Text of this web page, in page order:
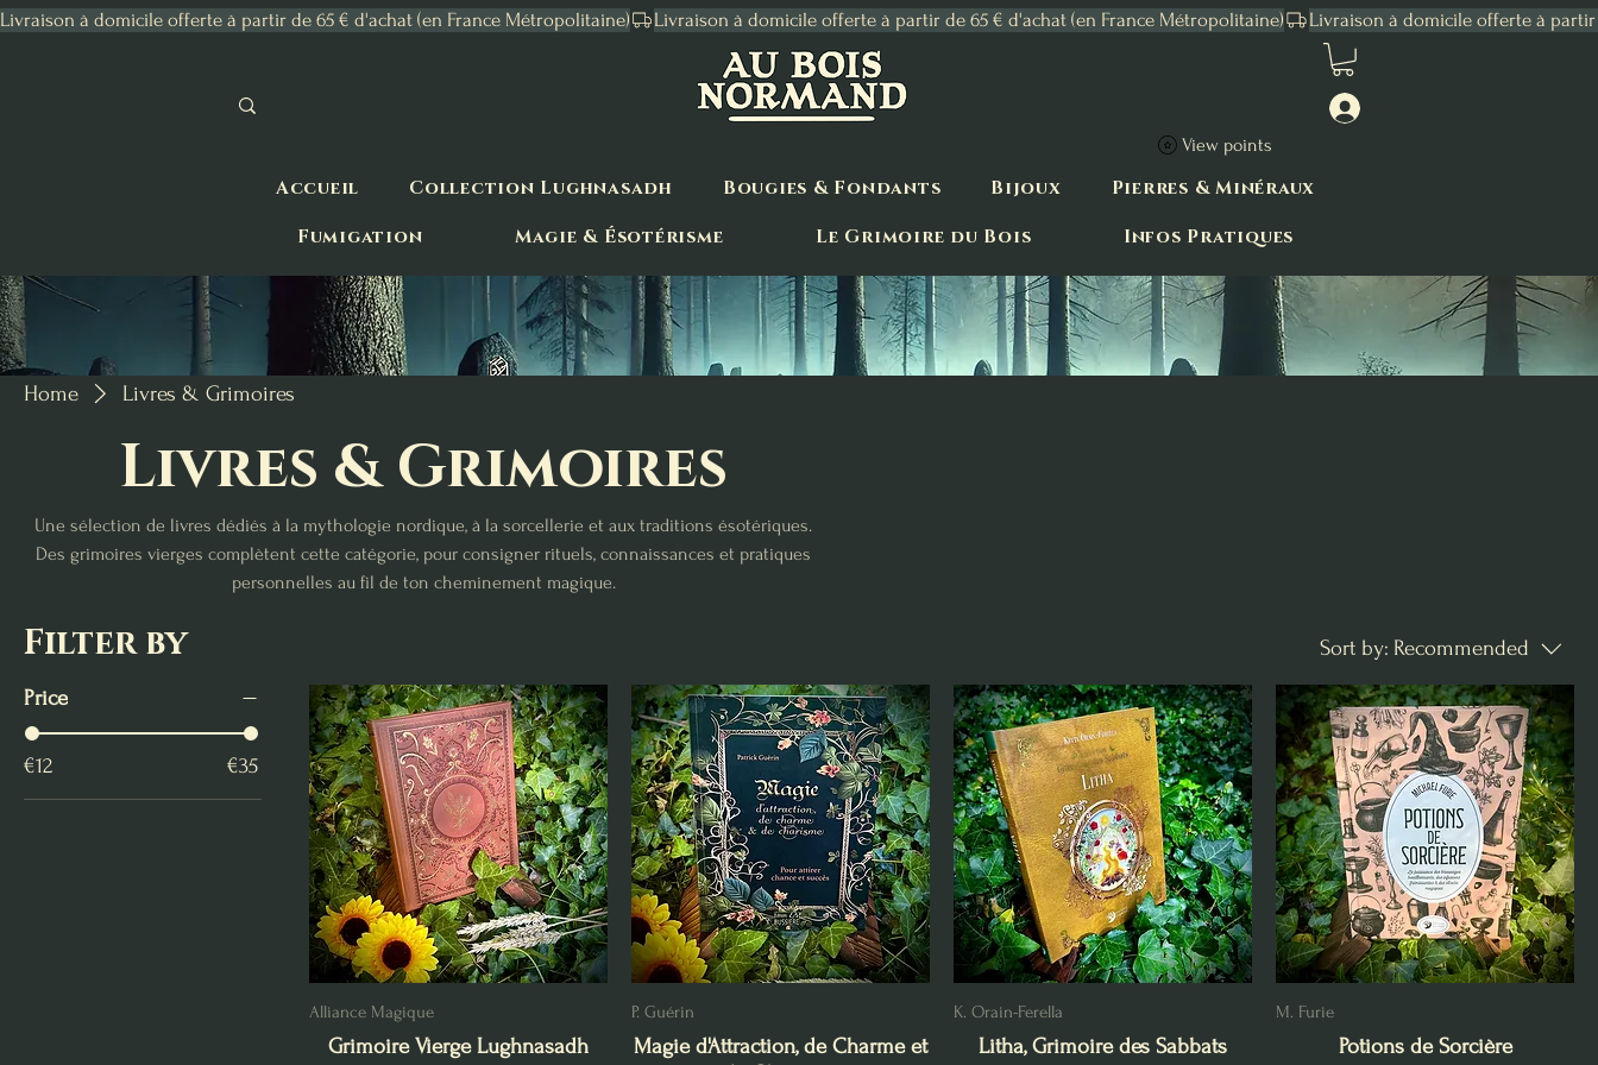
Livraison à domicile offerte à partir de 65 € d'achat (en France Métropolitaine)
Accueil Collection Lughnasadh Bougies & Fondants Bijoux
Pierres & Minéraux
Fumigation
Magie & Ésotérisme Le Grimoire du Bois Infos Pratiques
View points
Home Livres & Grimoires
Livres & Grimoires
Une sélection de livres dédiés à la mythologie nordique, à la sorcellerie et aux traditions ésotériques.
Des grimoires vierges complètent cette catégorie, pour consigner rituels, connaissances et pratiques
personnelles au fil de ton cheminement magique.
Filter by
Price
€12 €35
Sort by: Recommended
Alliance Magique
Grimoire Vierge Lughnasadh
P. Guérin
Magie d'Attraction, de Charme et
K. Orain-Ferella
Litha, Grimoire des Sabbats
M. Furie
Potions de Sorcière